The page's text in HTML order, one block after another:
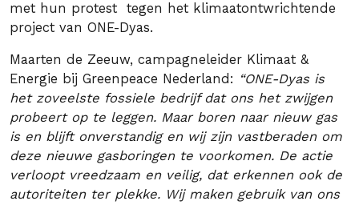
met hun protest tegen het klimaatontwrichtende
project van ONE-Dyas.
Maarten de Zeeuw, campagneleider Klimaat &
Energie bij Greenpeace Nederland: “ONE-Dyas is
het zoveelste fossiele bedrijf dat ons het zwijgen
probeert op te leggen. Maar boren naar nieuw gas
is en blijft onverstandig en wij zijn vastberaden om
deze nieuwe gasboringen te voorkomen. De actie
verloopt vreedzaam en veilig, dat erkennen ook de
autoriteiten ter plekke. Wij maken gebruik van ons